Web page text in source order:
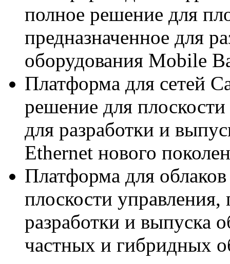
полное решение для
предназначенное для
оборудования Mobile
Платформа для сетей
решение для
для разработки и
Ethernet нового
Платформа для
плоскости управления,
разработки и выпуска
частных и гибридных